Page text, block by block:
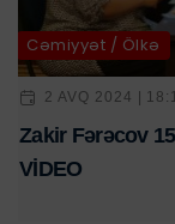
Cəmiyyət / Ölkə
2 AVQ 2024 |
Zakir Fərəcov
VİDEO